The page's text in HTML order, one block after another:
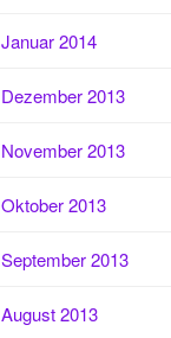
Januar 2014
Dezember 2013
November 2013
Oktober 2013
September 2013
August 2013